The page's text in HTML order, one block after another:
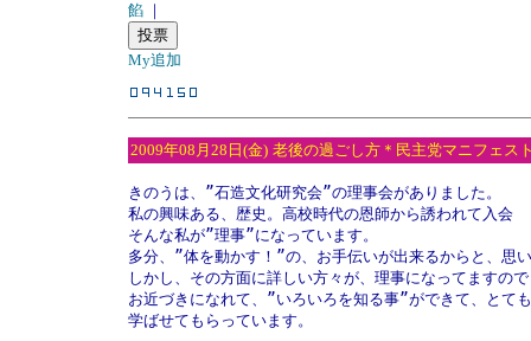
餡｜
My追加
2009年08月28日(金) 老後の過ごし方＊民主党マニフェス
きのうは、”石造文化研究会”の理事会がありました。
私の興味ある、歴史。高校時代の恩師から誘われて入会
そんな私が”理事”になっています。
多分、”体を動かす！”の、お手伝いが出来るからと、思
しかし、その方面に詳しい方々が、理事になってますので
お近づきになれて、”いろいろを知る事”ができて、とて
学ばせてもらっています。